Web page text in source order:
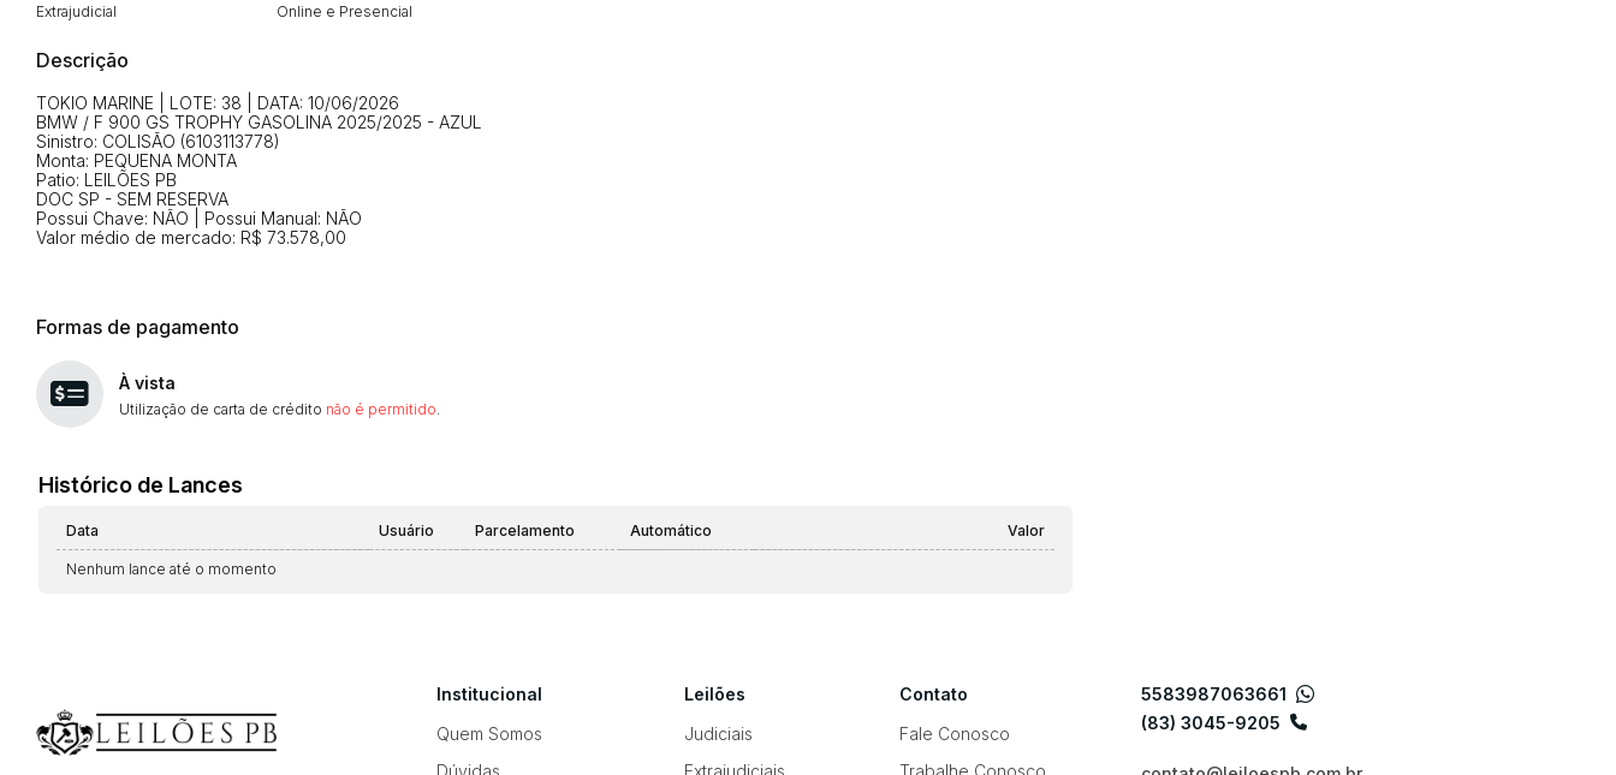
Extrajudicial Online e Presencial
Descrição
TOKIO MARINE | LOTE: 38 | DATA: 10/06/2026
BMW / F 900 GS TROPHY GASOLINA 2025/2025 - AZUL
Sinistro: COLISÃO (6103113778)
Monta: PEQUENA MONTA
Patio: LEILÕES PB
DOC SP - SEM RESERVA
Possui Chave: NÃO | Possui Manual: NÃO
Valor médio de mercado: R$ 73.578,00
Formas de pagamento
À vista
Utilização de carta de crédito não é permitido
Histórico de Lances
Data Usuário Parcelamento Automático Valor
Nenhum lance até o momento
Institucional
Quem Somos
Dúvidas
Leilões
Judiciais
Extrajudiciais
Contato
Fale Conosco
Trabalhe Conosco
5583987063661
(83) 3045-9205